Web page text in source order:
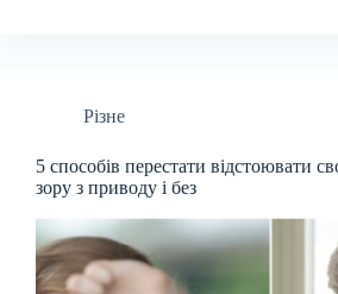
Різне
5 способів перестати відстоювати
зору з приводу і без